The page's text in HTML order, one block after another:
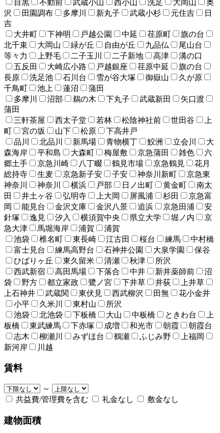
目黒 不動前 武蔵小山 西小山 洗足 大岡山
奥
沢
田園調布 多摩川 新丸子 武蔵小杉 元住吉
日
吉
大井町
下神明 戸越公園 中延 荏原町
旗の台
北千束
大岡山 緑が丘 自由が丘 九品仏
尾山台
等々力
上野毛 二子玉川 二子新地 高津
溝の口
五反田
大崎広小路 戸越銀座 荏原中延
旗の台
長原
洗足池 石川台 雪が谷大塚 御嶽山
久が原
千鳥町
池上 蓮沼
蒲田
多摩川
沼部 鵜の木 下丸子 武蔵新田
矢口渡
蒲田
三軒茶屋
西太子堂 若林 松陰神社前 世田谷
上
町
宮の坂 山下 松原
下高井戸
品川
北品川 新馬場 青物横丁 鮫洲 立会川
大
森海岸
平和島 大森町 梅屋敷 京急蒲田 雑色
六
郷土手
京急川崎 八丁畷 鶴見市場 京急鶴見
花月
総持寺
生麦 京急新子安 子安 神奈川新町
京急東
神奈川
神奈川 横浜 戸部 日ノ出町 黄金町
南太
田
井土ヶ谷 弘明寺 上大岡 屏風浦 杉田
京急富
岡
能見台 金沢文庫 金沢八景 追浜 京急田浦
安
針塚
逸見 汐入 横須賀中央 県立大学 堀ノ内
京
急大津
馬堀海岸 浦賀
浦賀
池袋
椎名町 東長崎 江古田 桜台 練馬
中村橋
富士見台
練馬高野台 石神井公園 大泉学園
保谷
ひばりヶ丘
東久留米 清瀬 秋津
所沢
西武新宿
高田馬場 下落合 中井 新井薬師前
沼
袋
野方 都立家政 鷺ノ宮 下井草 井荻
上井草
上石神井
武蔵関 東伏見 西武柳沢 田無
花小金井
小平
久米川 東村山
所沢
池袋
北池袋 下板橋 大山 中板橋 ときわ台
上
板橋
東武練馬 下赤塚 成増 和光市 朝霞
朝霞台
志木
柳瀬川 みずほ台 鶴瀬 ふじみ野
上福岡
新河岸
川越
賃料
～
共益費/管理費を含む
礼金なし 敷金なし
建物面積